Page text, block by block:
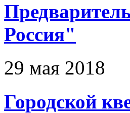
Россия"
29 мая 2018
Городской